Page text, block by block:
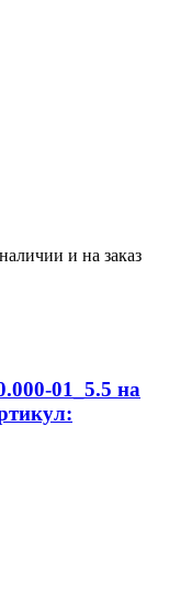
и на заказ
01_5.5 на